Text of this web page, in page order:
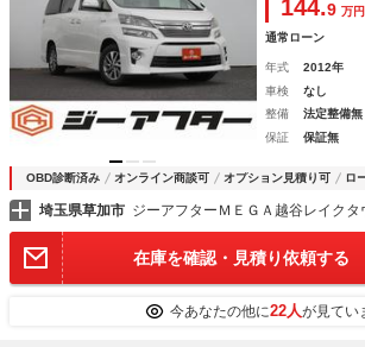
ｈ 雹害車
144.9 万円
通常ローン
年式 2012年
車検
なし
整備
法定整備無
保証
保証無
OBD診断済み オンライン商談可 オプション見積り可 ロ
埼玉県草加市 ジーアフターＭＥＧＡ越谷レイクタ
在庫を確認・見積り依頼する
今あなたの他に22人が見てい